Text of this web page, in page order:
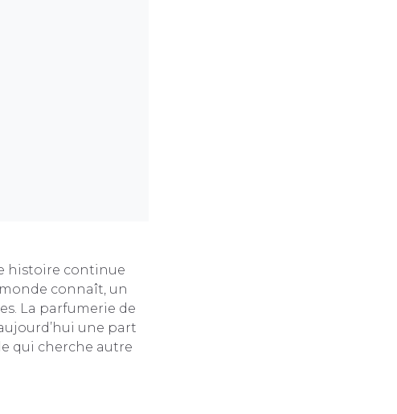
histoire continue
connaît, un
La parfumerie de
une part
qui cherche autre